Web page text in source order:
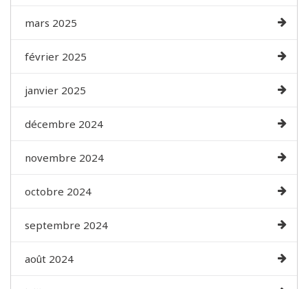
mars 2025
février 2025
janvier 2025
décembre 2024
novembre 2024
octobre 2024
septembre 2024
août 2024